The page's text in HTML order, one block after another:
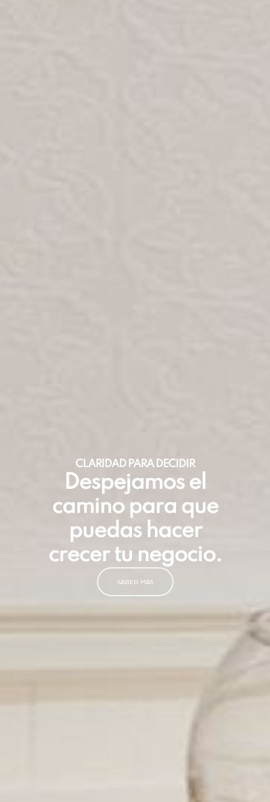
CLARIDAD PARA DECIDIR
Despejamos el
camino para que
puedas hacer
crecer tu negocio.
SABER MÁS